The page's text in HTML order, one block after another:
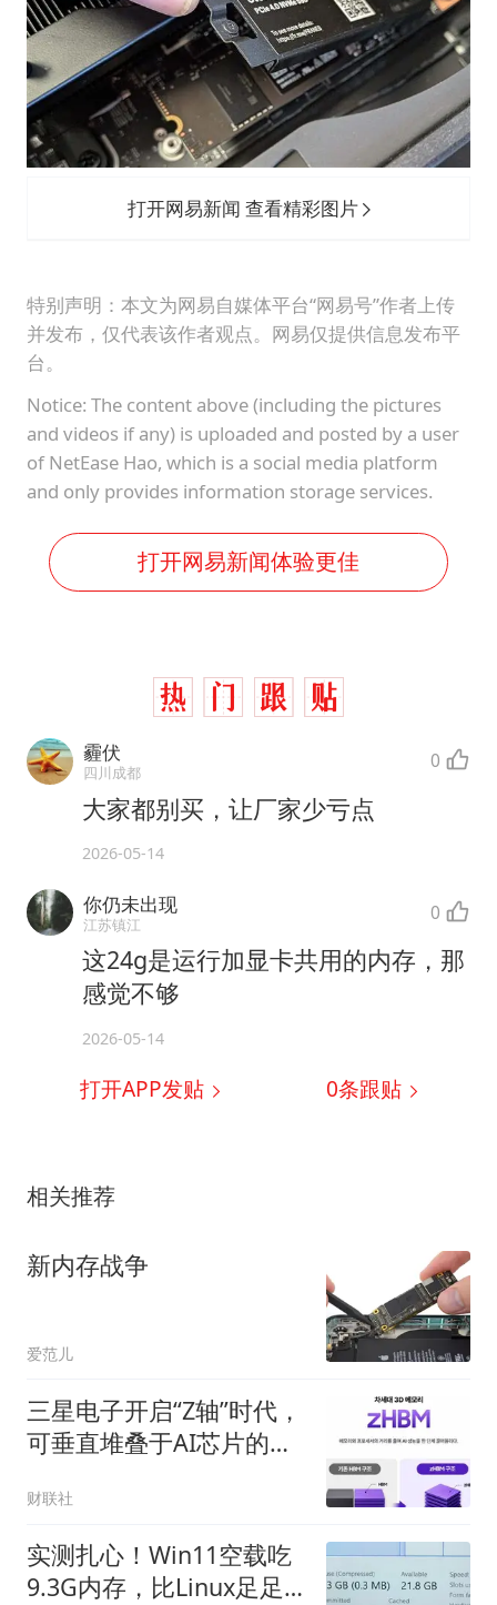
打开网易新闻 查看精彩图片
特别声明：本文为网易自媒体平台“网易号”作者上传
并发布，仅代表该作者观点。网易仅提供信息发布平
台。
Notice: The content above (including the pictures
and videos if any) is uploaded and posted by a user
of NetEase Hao, which is a social media platform
and only provides information storage services.
打开网易新闻体验更佳
霾伏
四川成都 0
大家都别买，让厂家少亏点
2026-05-14
你仍未出现
江苏镇江 0
这24g是运行加显卡共用的内存，那
感觉不够
2026-05-14
打开APP发贴 0条跟贴
相关推荐
新内存战争
爱范儿
三星电子开启“Z轴”时代，
可垂直堆叠于AI芯片的
财联社
实测扎心！Win11空载吃
9.3G内存，比Linux足足